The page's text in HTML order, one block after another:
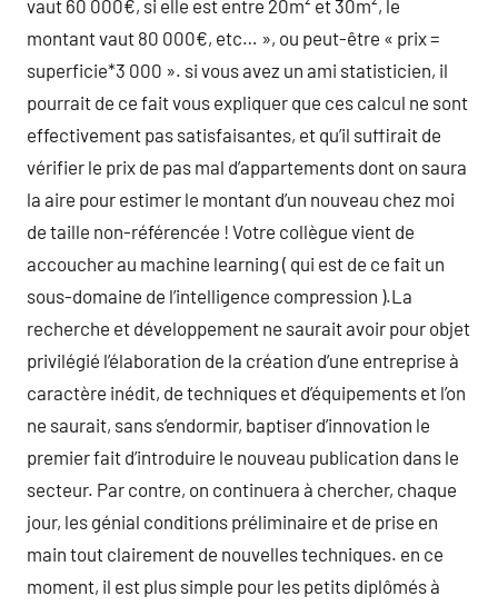
vaut 60 000€, si elle est entre 20m² et 30m², le
montant vaut 80 000€, etc… », ou peut-être « prix =
superficie*3 000 ». si vous avez un ami statisticien, il
pourrait de ce fait vous expliquer que ces calcul ne sont
effectivement pas satisfaisantes, et qu’il suffirait de
vérifier le prix de pas mal d’appartements dont on saura
la aire pour estimer le montant d’un nouveau chez moi
de taille non-référencée ! Votre collègue vient de
accoucher au machine learning ( qui est de ce fait un
sous-domaine de l’intelligence compression ).La
recherche et développement ne saurait avoir pour objet
privilégié l’élaboration de la création d’une entreprise à
caractère inédit, de techniques et d’équipements et l’on
ne saurait, sans s’endormir, baptiser d’innovation le
premier fait d’introduire le nouveau publication dans le
secteur. Par contre, on continuera à chercher, chaque
jour, les génial conditions préliminaire et de prise en
main tout clairement de nouvelles techniques. en ce
moment, il est plus simple pour les petits diplômés à